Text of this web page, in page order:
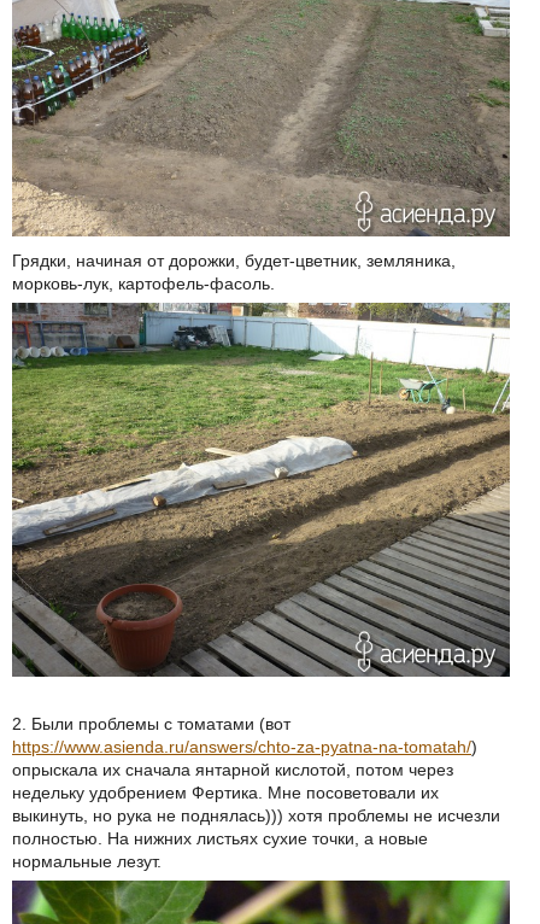
Грядки, начиная от дорожки, будет-цветник, земляника,
морковь-лук, картофель-фасоль.
2. Были проблемы с томатами (вот
https://www.asienda.ru/answers/chto-za-pyatna-na-tomatah/)
опрыскала их сначала янтарной кислотой, потом через
недельку удобрением Фертика. Мне посоветовали их
выкинуть, но рука не поднялась))) хотя проблемы не исчезли
полностью. На нижних листьях сухие точки, а новые
нормальные лезут.